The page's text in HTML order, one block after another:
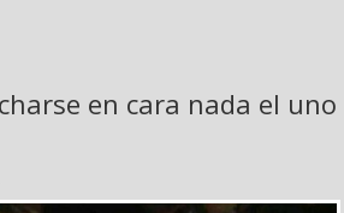
en cara nada el uno